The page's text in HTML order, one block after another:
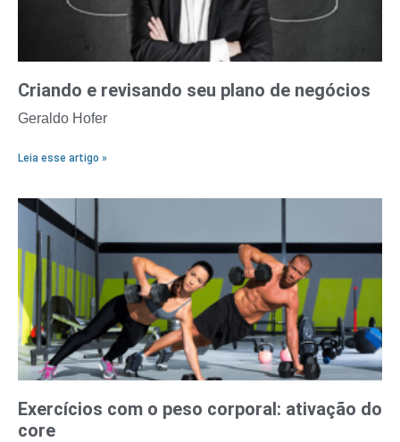
Criando e revisando seu plano de negócios
Geraldo Hofer
Leia esse artigo »
Exercícios com o peso corporal: ativação do
core